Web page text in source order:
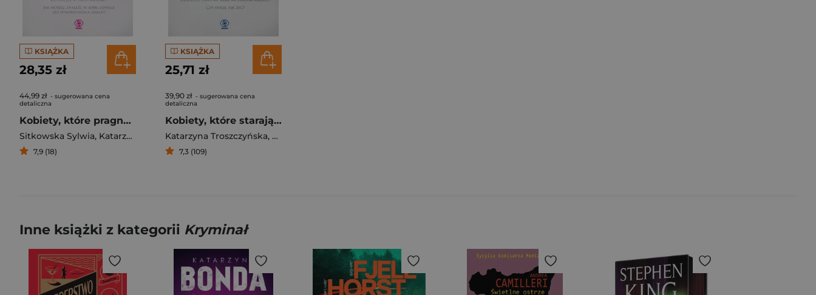
KSIĄŻKA
28,35 zł
44,99 zł - sugerowana cena
detaliczna
Kobiety, które pragną zmiany
Sitkowska Sylwia, Katarzyna Troszczyńska
7,9 (18)
KSIĄŻKA
25,71 zł
39,90 zł - sugerowana cena
detaliczna
Kobiety, które starają się za bardzo
Katarzyna Troszczyńska, Sitkowska Sylwia
7,3 (109)
Inne książki z kategorii Kryminał